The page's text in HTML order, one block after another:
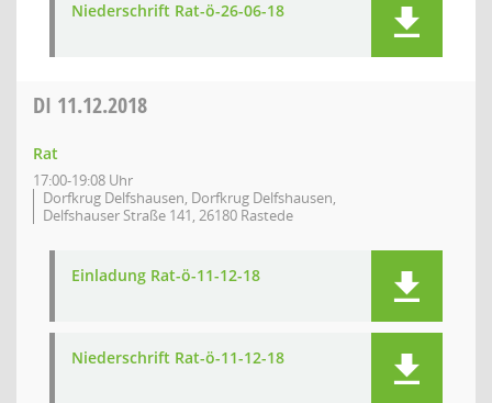
Niederschrift Rat-ö-26-06-18
DI 11.12.2018
Rat
17:00-19:08 Uhr
Dorfkrug Delfshausen, Dorfkrug Delfshausen,
Delfshauser Straße 141, 26180 Rastede
Einladung Rat-ö-11-12-18
Niederschrift Rat-ö-11-12-18